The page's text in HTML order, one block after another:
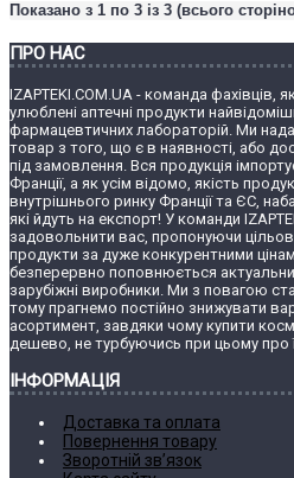
Показано з 1 по 3 із 3 (всього
ПРО НАС
IZAPTEKI.COM.UA - команда фахівців,
улюблені аптечні продукти
фармацевтичних лабораторій. Ми
товар з того, що є в наявності, або
під замовлення. Вся продукція
Франції, а як усім відомо, якість
внутрішнього ринку Франції та ЄС,
які йдуть на експорт! У команди
задовольнити вас, пропонуючи
продукти за дуже конкурентними
безперервно поповнюється
зарубіжні виробники. Ми з повагою
тому прагнемо постійно знижувати
асортимент, завдяки чому купити
дешево, не турбуючись при цьому про
ІНФОРМАЦІЯ
Доставка та оплата
Повернення товару
Зворотній зв’язок